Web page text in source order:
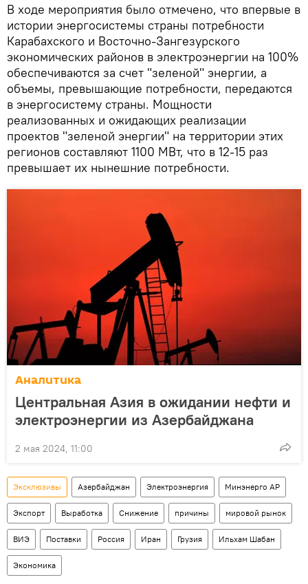
В ходе мероприятия было отмечено, что впервые в
истории энергосистемы страны потребности
Карабахского и Восточно-Зангезурского
экономических районов в электроэнергии на 100%
обеспечиваются за счет "зеленой" энергии, а
объемы, превышающие потребности, передаются
в энергосистему страны. Мощности
реализованных и ожидающих реализации
проектов "зеленой энергии" на территории этих
регионов составляют 1100 МВт, что в 12-15 раз
превышает их нынешние потребности.
Аналитика
Центральная Азия в ожидании нефти и
электроэнергии из Азербайджана
2 мая 2024, 11:00
Эксклюзивы Азербайджан Электроэнергия Минэнерго АР
Экспорт Выработка Снижение причины мировой рынок
ВИЭ Поставки Россия Иран Грузия Ильхам Шабан
Экономика